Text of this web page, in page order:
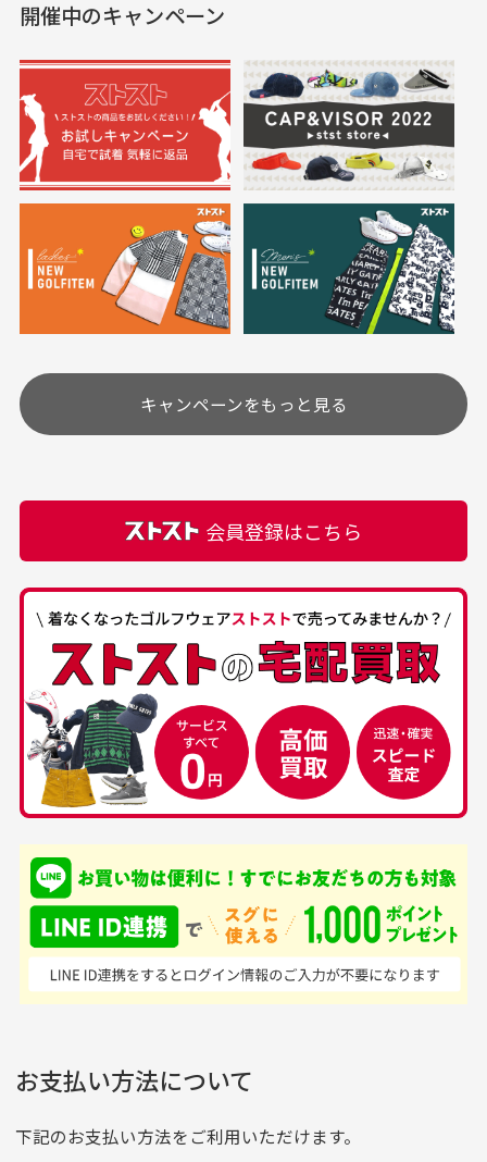
満足です。
30代女性
高価なブルゾンがお
高価なブルゾンがお安く
購入できました。状態も
最高でした。
30代女性
いつも素敵な商品を
す
美品です。いつも素敵な
商品をありがとうござい
ます。
30代男性
中古ゴルフウェアの
品揃えがすごい
て、ここまでゴルフブラ
ンドの取り扱いがあるの
はすごい。 毎日たくさ
んの商品がアップされて
いるので新作チェックす
50代男性
安心して中古ウェア
を買えるお店です
ており商品を大切にして
いる感が伝わってきまし
た 「フロント部分に汚
れあり」と記載ありまし
[…]
送料はいくらかかりますか？
何点ご購入頂いた場合も全国一律で800円とさせて頂
いております。(1配送先につき)
また5,000円(税込)以上お買い物をして頂けた場合は送
※必ず１つのショッピングカートに複数商品を入れて
ご注文下さいませ。
定休日はありますか？
土.日.祝日は定休日となっております。
その他の休日につきましてはサイト上にて告知させて
頂きます。
カートの有効時間はありますか？
は自動的にカート内の商品が削除されますのでご注意
下さい。
お気に入り機能をご利用下さい。
実寸サイズについて
一点一点手作業で計測しておりますので、若干の誤
差が生じる場合がございます。
においについて
ユーズド商品の特性故、メンテンスを行っておりま
すが、におい（煙草、香水、お香、古着特有の香
り、柔軟剤等)が付着している場合がございます。
付属品について
付属品の記載につきましては、弊社に入荷した時点
ある場合もございます。
経年劣化について
当店では商品の管理には細心の注意を払っておりま
すが、経年により素材の劣化やパーツの強度低下が
生じている場合がございます。
銀行振込（前払い）
入金確認後商品発送となります。
※土曜、日曜、祝日は入金確認及び発送業務は致しておりま
せん。
尚、お振込み手数料はお客様ご負担となります。入金確認後
商品発送となります。
ご注文頂いてから7日以内をお振込み期限とさせ
りますのでご了承くださいませ。
支店名
和歌山支店
申し込まれた商品と届いた商品が異なっている場合
商品説明に記載されていない汚れやダメージがある商品
の場合
開催中のキャンペーン
キャンペーンをもっと見る
会員登録はこちら
お支払い方法について
下記のお支払い方法をご利用いただけます。